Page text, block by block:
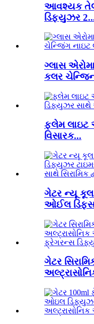
આવશ્યક તેલ
ડિફ્યુઝર
ગ્લાસ
કલર
ફ્લેમ
વિસારક...
ગેટર ન્યૂ
ઓઈલ
ગેટર